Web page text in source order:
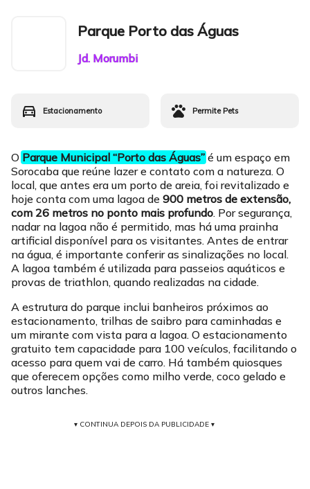
Parque Porto das Águas
Jd. Morumbi
directions_car Estacionamento pets Permite Pets
O Parque Municipal “Porto das Águas” é um espaço em
Sorocaba que reúne lazer e contato com a natureza. O
local, que antes era um porto de areia, foi revitalizado e
hoje conta com uma lagoa de 900 metros de extensão,
com 26 metros no ponto mais profundo. Por segurança,
nadar na lagoa não é permitido, mas há uma prainha
artificial disponível para os visitantes. Antes de entrar
na água, é importante conferir as sinalizações no local.
A lagoa também é utilizada para passeios aquáticos e
provas de triathlon, quando realizadas na cidade.
A estrutura do parque inclui banheiros próximos ao
estacionamento, trilhas de saibro para caminhadas e
um mirante com vista para a lagoa. O estacionamento
gratuito tem capacidade para 100 veículos, facilitando o
acesso para quem vai de carro. Há também quiosques
que oferecem opções como milho verde, coco gelado e
outros lanches.
▾ CONTINUA DEPOIS DA PUBLICIDADE ▾